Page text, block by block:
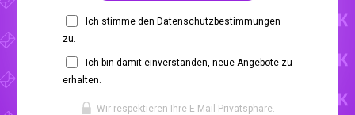
Ich stimme den Datenschutzbestimmungen
zu.
Ich bin damit einverstanden, neue Angebote zu
erhalten.
Wir respektieren Ihre E-Mail-Privatsphäre.